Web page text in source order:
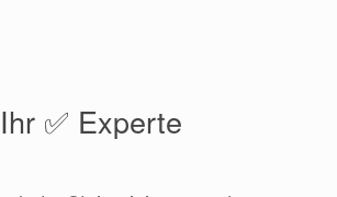
✅ Experte